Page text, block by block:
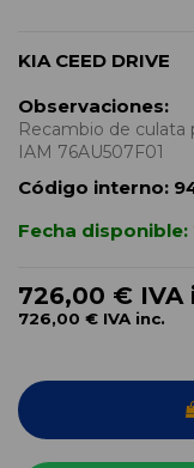
KIA CEED DRIVE
Observaciones:
Recambio de culata
IAM 76AU507F01
Código interno:
Fecha disponible:
726,00 € IVA
726,00 € IVA inc.